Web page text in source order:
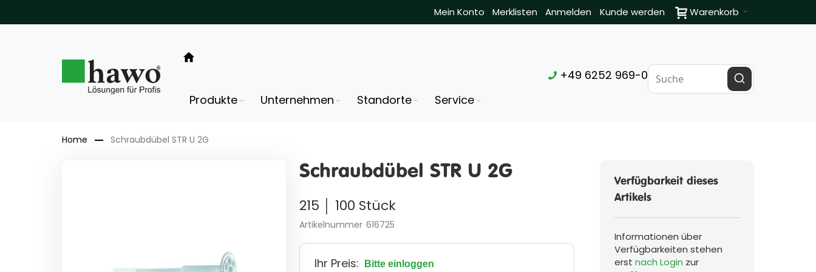
Inhalt
Warenkorb
Kunde werden
Mein Konto Merklisten Anmelden
Produkte Unternehmen Standorte Service
+49 6252 969-0
Home Schraubdübel STR U 2G
Schraubdübel STR U 2G
215 │ 100 Stück
Artikelnummer 616725
Ihr Preis: Bitte einloggen
Verfügbarkeit dieses
Artikels
Informationen über
Verfügbarkeiten stehen
erstnach Login zur